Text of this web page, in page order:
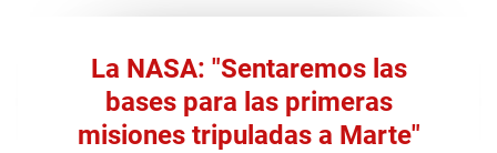
La NASA: "Sentaremos las
bases para las primeras
misiones tripuladas a Marte"